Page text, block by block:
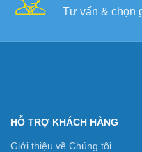
Tư vấn & chọn
HỖ TRỢ KHÁCH HÀNG
Giới thiệu về Chúng tôi